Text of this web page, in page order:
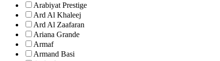
Arabiyat Prestige
Ard Al Khaleej
Ard Al Zaafaran
Ariana Grande
Armaf
Armand Basi